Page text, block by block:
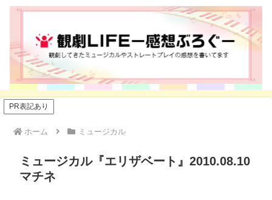
PR表記あり
ホーム ミュージカル
ミュージカル『エリザベート』2010.08.10
マチネ